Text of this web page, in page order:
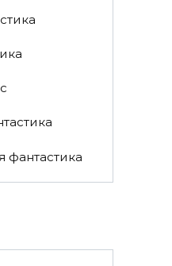
фантастика